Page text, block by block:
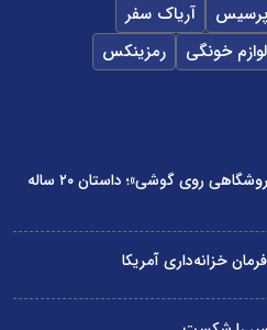
آریاک سفر
لوازم خونگی رمزینکس
از یک فضای کوچک تا «فروشگاهی روی گوشی»؛ داستان ۲۰ ساله
خزانه‌داری آمریکا